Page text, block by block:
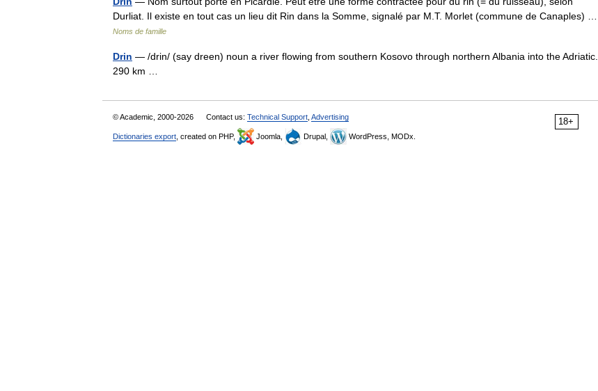
Durliat. Il existe en tout cas un lieu dit Rin dans la Somme, signalé par M.T. Morlet (commune de Canaples) …
Noms de famille
Drin — /drin/ (say dreen) noun a river flowing from southern Kosovo through northern Albania into the Adriatic.
290 km …
18+
© Academic, 2000-2026 Contact us: Technical Support Advertising
Dictionaries export , created on PHP, Joomla, Drupal, WordPress, MODx.